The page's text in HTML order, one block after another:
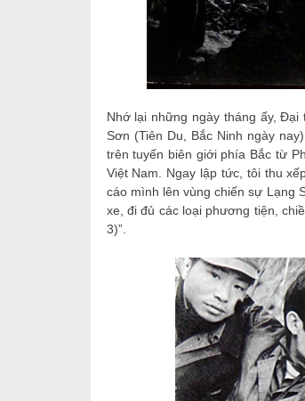
Nhớ lại những ngày tháng ấy, Đại
Sơn (Tiên Du, Bắc Ninh ngày
trên tuyến biên giới phía Bắc từ
Việt Nam. Ngay lập tức, tôi thu
cáo mình lên vùng chiến sự Lạng
xe, đi đủ các loại phương tiện,
3)”.